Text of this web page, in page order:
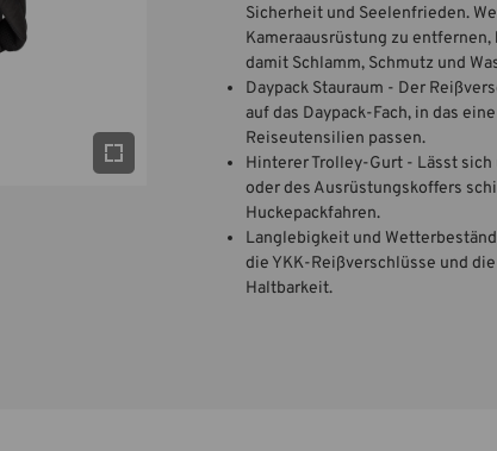
Sicherheit und Seelenfrieden.
Kameraausrüstung zu
damit Schlamm, Schmutz und
Daypack Stauraum - Der
auf das Daypack-Fach, in das
Reiseutensilien passen.
Hinterer Trolley-Gurt - Lässt
oder des Ausrüstungskoffers
Huckepackfahren.
Langlebigkeit und
die YKK-Reißverschlüsse und
Haltbarkeit.